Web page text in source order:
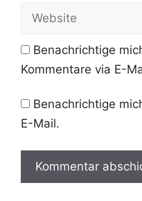
Benachrichtige
Kommentare via E-
Benachrichtige
E-Mail.